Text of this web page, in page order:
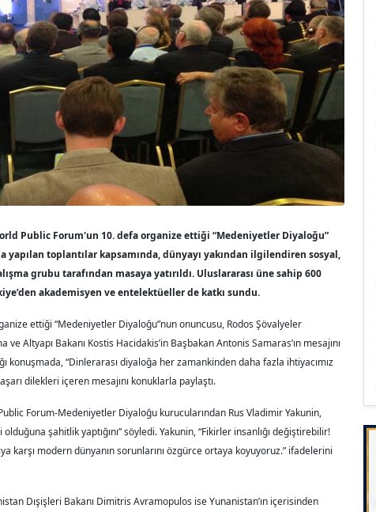
Public Forum'un 10. defa organize ettiği “Medeniyetler Diyaloğu”
yapılan toplantılar kapsamında, dünyayı yakından ilgilendiren sosyal,
grubu tarafından masaya yatırıldı. Uluslararası üne sahip 600
akademisyen ve entelektüeller de katkı sundu.
ettiği “Medeniyetler Diyaloğu”nun onuncusu, Rodos Şövalyeler
ve Altyapı Bakanı Kostis Hacidakis’in Başbakan Antonis Samaras’ın mesajını
konuşmada, “Dinlerarası diyaloğa her zamankinden daha fazla ihtiyacımız
dilekleri içeren mesajını konuklarla paylaştı.
Forum-Medeniyetler Diyaloğu kurucularından Rus Vladimir Yakunin,
şahitlik yaptığını” söyledi. Yakunin, “Fikirler insanlığı değiştirebilir!
karşı modern dünyanın sorunlarını özgürce ortaya koyuyoruz.” ifadelerini
Dışişleri Bakanı Dimitris Avramopulos ise Yunanistan’ın içerisinden